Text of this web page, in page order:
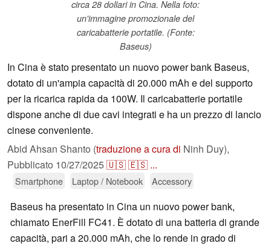
circa 28 dollari in Cina. Nella foto:
un'immagine promozionale del
caricabatterie portatile. (Fonte:
Baseus)
In Cina è stato presentato un nuovo power bank Baseus,
dotato di un'ampia capacità di 20.000 mAh e del supporto
per la ricarica rapida da 100W. Il caricabatterie portatile
dispone anche di due cavi integrati e ha un prezzo di lancio
cinese conveniente.
Abid Ahsan Shanto (traduzione a cura di Ninh Duy),
Pubblicato 10/27/2025🇺🇸🇪🇸 ...
Smartphone Laptop / Notebook Accessory
Baseus ha presentato in Cina un nuovo power bank,
chiamato EnerFill FC41. È dotato di una batteria di grande
capacità, pari a 20.000 mAh, che lo rende in grado di